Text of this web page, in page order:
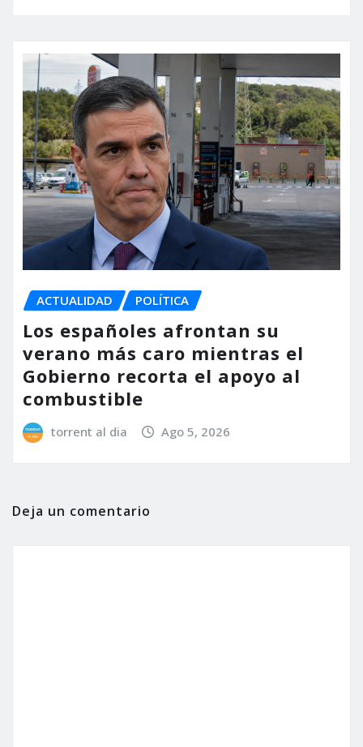
ACTUALIDAD POLÍTICA
Los españoles afrontan su
verano más caro mientras el
Gobierno recorta el apoyo al
combustible
torrent al dia Ago 5, 2026
Deja un comentario